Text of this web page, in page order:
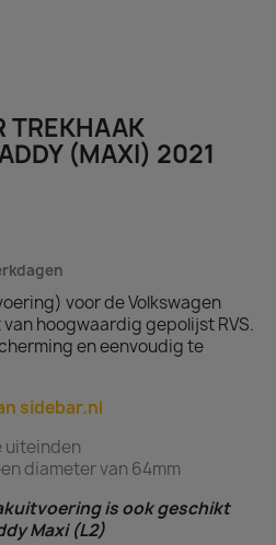
TREKHAAK
(MAXI) 2021
voor de Volkswagen
hoogwaardig gepolijst RVS.
en eenvoudig te
sidebar.nl
uiteinden
diameter van 64mm
is ook geschikt
Maxi (L2)